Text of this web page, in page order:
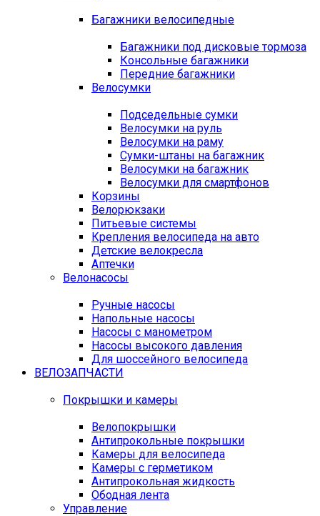
Багажники велосипедные
Багажники под дисковые тормоза
Консольные багажники
Передние багажники
Велосумки
Подседельные сумки
Велосумки на руль
Велосумки на раму
Сумки-штаны на багажник
Велосумки на багажник
Велосумки для смартфонов
Корзины
Велорюкзаки
Питьевые системы
Крепления велосипеда на авто
Детские велокресла
Аптечки
Велонасосы
Ручные насосы
Напольные насосы
Насосы с манометром
Насосы высокого давления
Для шоссейного велосипеда
ВЕЛОЗАПЧАСТИ
Покрышки и камеры
Велопокрышки
Антипрокольные покрышки
Камеры для велосипеда
Камеры с герметиком
Антипрокольная жидкость
Ободная лента
Управление